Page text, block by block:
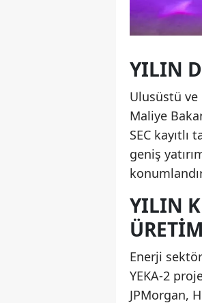
YILIN
Ulusüstü
Maliye
SEC
geniş
YILIN
ÜRETIM
Enerji
YEKA-2
JPMorgan,